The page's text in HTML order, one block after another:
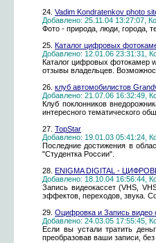
24. Vadim Kondratenkov photo
Добавлено: 25.11.04 13:27:07,
Фото - природа, люди, города,
25. Каталог цифровых
Добавлено: 12.01.06 23:31:31,
Каталог цифровых фотокамер
отзывы владельцев.
26. клуб автомобилистов
Добавлено: 21.07.06 16:32:49,
Клуб поклонников
интересного тематического
27. TopStar
Добавлено: 19.01.03 05:41:24,
Последние достижения в
"Студентка России".
28. ENIGMA DIGITAL -
Добавлено: 18.10.04 16:56:44,
Запись видеокассет (VHS,
эффектов, переходов, звука.
29. Оцифровка и Запись видео
Добавлено: 24.03.05 17:55:45,
Если вы устали тратить
преобразовав ваши записи,